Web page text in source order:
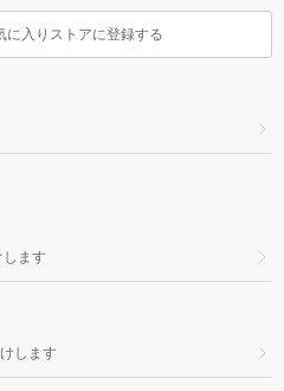
に入りストアに登録する
ます
します